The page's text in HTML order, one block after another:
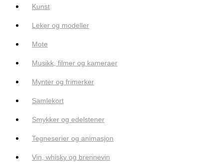
Kunst
Leker og modeller
Mote
Musikk, filmer og kameraer
Mynter og frimerker
Samlekort
Smykker og edelstener
Tegneserier og animasjon
Vin, whisky og brennevin